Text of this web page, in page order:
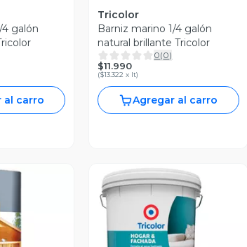
4 galón
al carro
Tricolor
Barniz marino 1/4 galón
natural brillante Tricolor
0(0)
$11.990
($13.322 x lt)
Agregar al carro
Vista Previa